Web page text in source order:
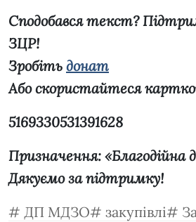
Сподобався текст?
ЗЦР!
Зробіть донат
Або скористайтеся
5169330531391628
Призначення: «Благодійна
Дякуємо за підтримку!
ДП МДЗО
закупівлі